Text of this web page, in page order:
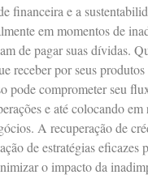
financeira e a
em momentos de
de pagar suas dívidas.
receber por seus
pode comprometer seu
e até colocando em
A recuperação de
de estratégias eficazes
o impacto da